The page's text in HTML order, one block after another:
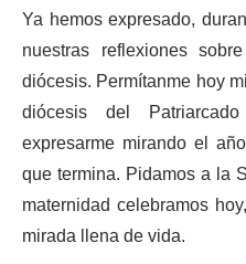
Ya hemos expresado,
nuestras reflexiones
diócesis. Permítanme hoy
diócesis del
expresarme mirando el
que termina. Pidamos a la
maternidad celebramos
mirada llena de vida.